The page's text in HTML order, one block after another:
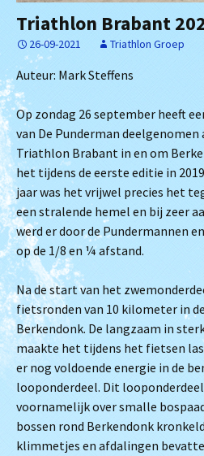
Triathlon Brabant
26-09-2021 Triathlon Groep
Auteur: Mark Steffens
Op zondag 26 september heeft
van De Punderman deelgenomen
Triathlon Brabant in en om
het tijdens de eerste editie in
jaar was het vrijwel precies het
een stralende hemel en bij zeer
werd er door de Pundermannen
op de 1/8 en ¼ afstand.
Na de start van het
fietsronden van 10 kilometer in
Berkendonk. De langzaam in
maakte het tijdens het fietsen
er nog voldoende energie in de
looponderdeel. Dit
voornamelijk over smalle
bossen rond Berkendonk
klimmetjes en afdalingen